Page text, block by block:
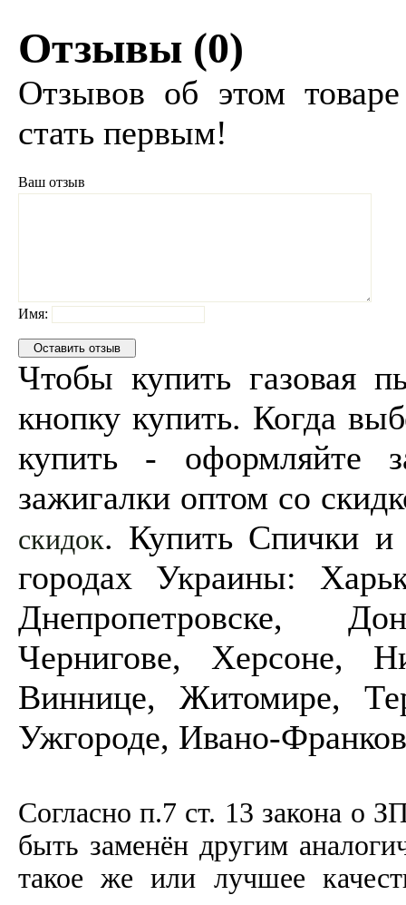
Отзывы (0)
Отзывов об этом
стать первым!
Ваш отзыв
Имя:
Чтобы купить газовая
кнопку купить. Когда
купить - оформляйте
зажигалки оптом со
скидок. Купить Спички и
городах Украины:
Днепропетровске,
Чернигове, Херсоне,
Виннице, Житомире,
Ужгороде, Ивано-
Согласно п.7 ст. 13 закона о
быть заменён другим
такое же или лучшее